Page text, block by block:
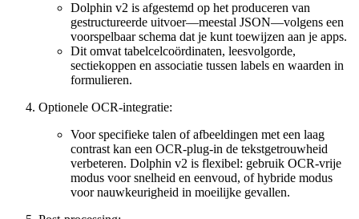
Dolphin v2 is afgestemd op het produceren van
gestructureerde uitvoer—meestal JSON—volgens een
voorspelbaar schema dat je kunt toewijzen aan je apps.
Dit omvat tabelcelcoördinaten, leesvolgorde,
sectiekoppen en associatie tussen labels en waarden in
formulieren.
Optionele OCR-integratie:
Voor specifieke talen of afbeeldingen met een laag
contrast kan een OCR-plug-in de tekstgetrouwheid
verbeteren. Dolphin v2 is flexibel: gebruik OCR-vrije
modus voor snelheid en eenvoud, of hybride modus
voor nauwkeurigheid in moeilijke gevallen.